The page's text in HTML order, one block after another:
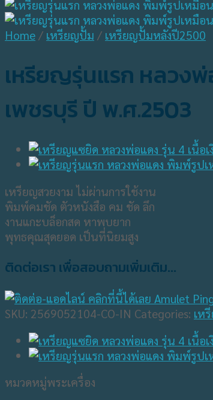
Home / เหรียญปั้ม / เหรียญปั้มหลังปี2500
เหรียญรุ่นแรก หลวง
เพชรบุรี ปี พ.ศ.2503
เหรียญสวยงาม ไม่ผ่านการใช้งาน
พิมพ์คมชัด ตัวหนังสือ คม ชัด ลึก
งานแกะบล็อกสด หาพบยาก
พุทธคุณสุดยอด เป็นที่นิยมสูง
ติดต่อเรา เพื่อสอบถามเพิ่มเติม...
SKU: 2569052104-CO-IN Categories: เห
หมวดหมู่พระเครื่อง